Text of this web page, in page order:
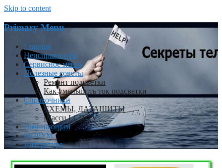
Skip to content
Primary Menu
Главная
Неисправности
Сервисное меню
Полезные советы
Ремонт подсветки
Как уменьшить ток подсветки
Справочники
СХЕМЫ, ДАТАШИТЫ
Шасси LCD TV
Начинающим
ФОРУМ
Литература